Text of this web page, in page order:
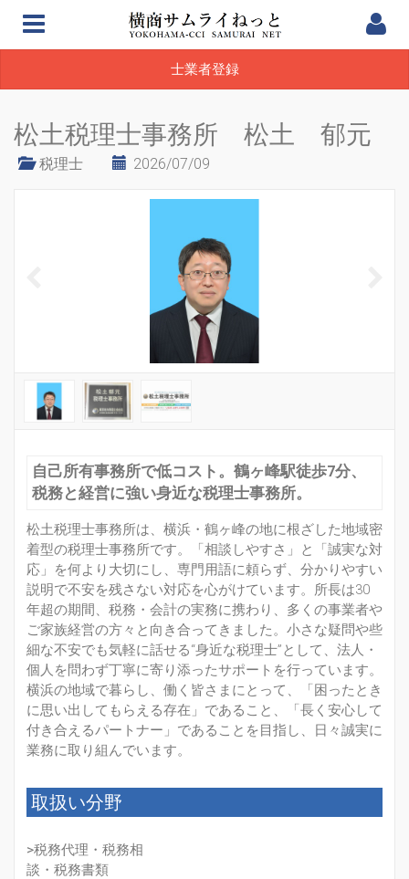
士業者登録
松土税理士事務所 松土 郁元
税理士 2026/07/09
自己所有事務所で低コスト。鶴ヶ峰駅徒歩7分、
税務と経営に強い身近な税理士事務所。
松土税理士事務所は、横浜・鶴ヶ峰の地に根ざした地域密
着型の税理士事務所です。「相談しやすさ」と「誠実な対
応」を何より大切にし、専門用語に頼らず、分かりやすい
説明で不安を残さない対応を心がけています。所長は30
年超の期間、税務・会計の実務に携わり、多くの事業者や
ご家族経営の方々と向き合ってきました。小さな疑問や些
細な不安でも気軽に話せる“身近な税理士”として、法人・
個人を問わず丁寧に寄り添ったサポートを行っています。
横浜の地域で暮らし、働く皆さまにとって、「困ったとき
に思い出してもらえる存在」であること、「長く安心して
付き合えるパートナー」であることを目指し、日々誠実に
業務に取り組んでいます。
取扱い分野
>税務代理・税務相
談・税務書類